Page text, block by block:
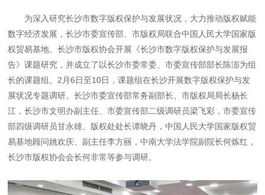
为深入研究长沙市数字版权保护与发展状况，大力推动版权赋能
数字经济发展，长沙市委宣传部、市版权局联合中国人民大学国家版
权贸易基地、长沙市版权协会开展《长沙市数字版权保护与发展报
告》课题研究，并成立了以长沙市委常委、市委宣传部部长陈澎为组
长的课题组。2月6日至10日，课题组在长沙开展数字版权保护与发
展状况专题调研。长沙市委宣传部常务副部长、市版权局局长杨长
江，长沙市文明办副主任、市委宣传部二级调研员梁飞彩，市委宣传
部四级调研员甘永雄、版权处处长谭晓丹，中国人民大学国家版权贸
易基地顾问姚欢庆、副主任李方丽，中南大学法学院副院长何炼红，
长沙市版权协会会长何非常等参与调研。